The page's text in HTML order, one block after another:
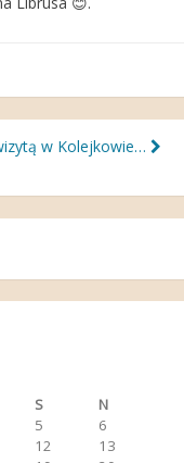
w Kolejkowie…
S
N
5
6
12
13